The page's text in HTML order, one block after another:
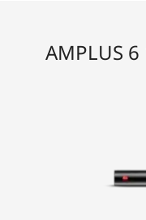
AMPLUS